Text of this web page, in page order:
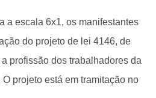
a escala 6x1, os manifestantes
do projeto de lei 4146, de
profissão dos trabalhadores da
O projeto está em tramitação no